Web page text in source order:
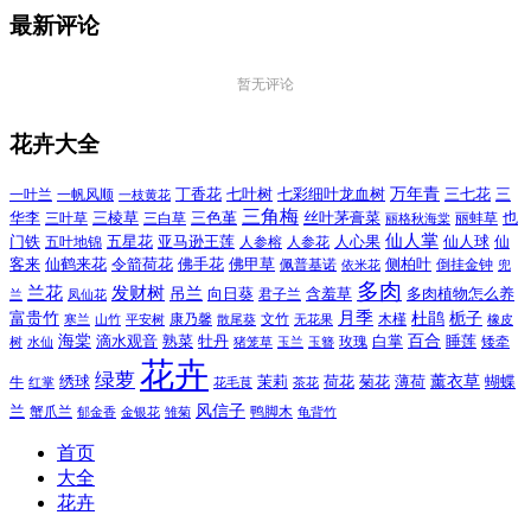
最新评论
暂无评论
花卉大全
一叶兰 一帆风顺 一枝黄花 丁香花 七叶树 七彩细叶龙血树 万年青 三七花 三
华李 三叶草 三棱草 三白草 三色堇 三角梅 丝叶茅膏菜 丽格秋海棠 丽蚌草 也
门铁 五叶地锦 五星花 亚马逊王莲 人参榕 人参花 人心果 仙人掌 仙人球 仙
客来 仙鹤来花 令箭荷花 佛手花 佛甲草 佩普基诺 依米花 侧柏叶 倒挂金钟 兜
兰 兰花 凤仙花 发财树 吊兰 向日葵 君子兰 含羞草 多肉 多肉植物怎么养
富贵竹 寒兰 山竹 平安树 康乃馨 散尾葵 文竹 无花果 月季 木槿 杜鹃 栀子 橡皮
树 水仙 海棠 滴水观音 熟菜 牡丹 猪笼草 玉兰 玉簪 玫瑰 白掌 百合 睡莲 矮牵
牛 红掌 绣球 绿萝 花卉 花毛茛 茉莉 茶花 荷花 菊花 薄荷 薰衣草 蝴蝶
兰 蟹爪兰 郁金香 金银花 雏菊 风信子 鸭脚木 龟背竹
首页
大全
花卉